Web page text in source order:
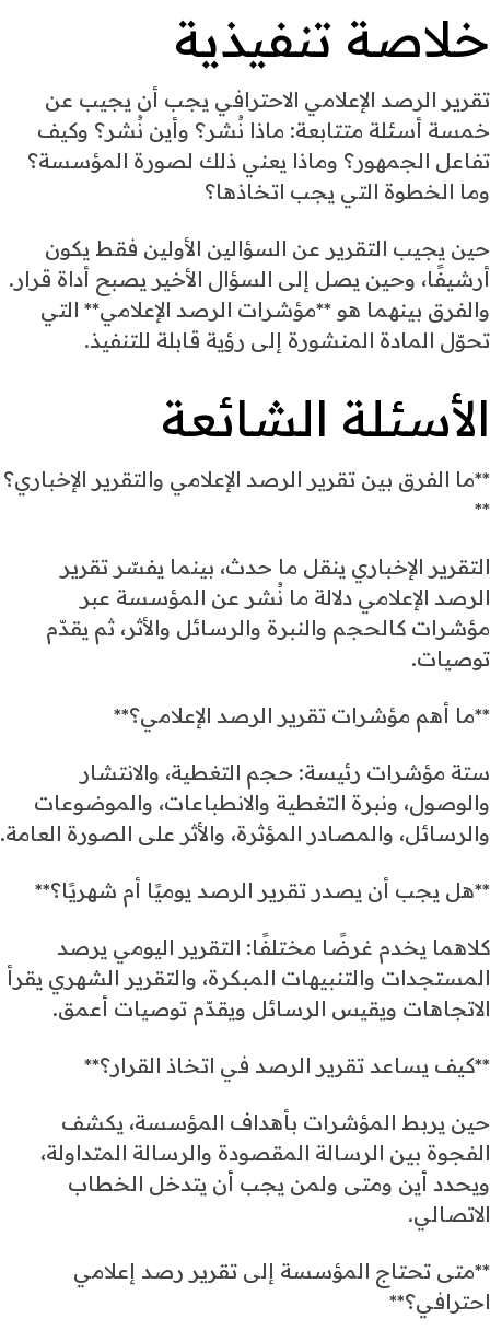
خلاصة تنفيذية
تقرير الرصد الإعلامي الاحترافي يجب أن يجيب عن
خمسة أسئلة متتابعة: ماذا نُشر؟ وأين نُشر؟ وكيف
تفاعل الجمهور؟ وماذا يعني ذلك لصورة المؤسسة؟
وما الخطوة التي يجب اتخاذها؟
حين يجيب التقرير عن السؤالين الأولين فقط يكون
أرشيفًا، وحين يصل إلى السؤال الأخير يصبح أداة قرار.
والفرق بينهما هو **مؤشرات الرصد الإعلامي** التي
تحوّل المادة المنشورة إلى رؤية قابلة للتنفيذ.
الأسئلة الشائعة
**ما الفرق بين تقرير الرصد الإعلامي والتقرير الإخباري؟
**
التقرير الإخباري ينقل ما حدث، بينما يفسّر تقرير
الرصد الإعلامي دلالة ما نُشر عن المؤسسة عبر
مؤشرات كالحجم والنبرة والرسائل والأثر، ثم يقدّم
توصيات.
**ما أهم مؤشرات تقرير الرصد الإعلامي؟**
ستة مؤشرات رئيسة: حجم التغطية، والانتشار
والوصول، ونبرة التغطية والانطباعات، والموضوعات
والرسائل، والمصادر المؤثرة، والأثر على الصورة العامة.
**هل يجب أن يصدر تقرير الرصد يوميًا أم شهريًا؟**
كلاهما يخدم غرضًا مختلفًا: التقرير اليومي يرصد
المستجدات والتنبيهات المبكرة، والتقرير الشهري يقرأ
الاتجاهات ويقيس الرسائل ويقدّم توصيات أعمق.
**كيف يساعد تقرير الرصد في اتخاذ القرار؟**
حين يربط المؤشرات بأهداف المؤسسة، يكشف
الفجوة بين الرسالة المقصودة والرسالة المتداولة،
ويحدد أين ومتى ولمن يجب أن يتدخل الخطاب
الاتصالي.
**متى تحتاج المؤسسة إلى تقرير رصد إعلامي
احترافي؟**